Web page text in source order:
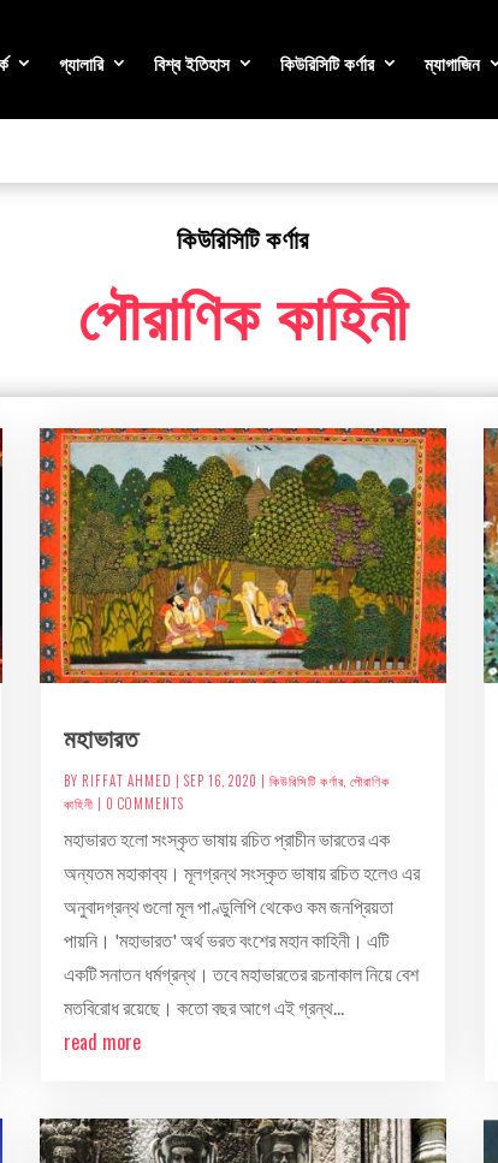
গ্যালারি বিশ্ব ইতিহাস কিউরিসিটি কর্ণার ম্যাগাজিন
কিউরিসিটি কর্ণার
পৌরাণিক কাহিনী
মহাভারত
BY RIFFAT AHMED | SEP 16, 2020 | কিউরিসিটি কর্ণার, পৌরাণিক
কাহিনী | 0 COMMENTS
মহাভারত হলো সংস্কৃত ভাষায় রচিত প্রাচীন ভারতের এক
অন্যতম মহাকাব্য। মূলগ্রন্থ সংস্কৃত ভাষায় রচিত হলেও এর
অনুবাদগ্রন্থ গুলো মূল পাণ্ডুলিপি থেকেও কম জনপ্রিয়তা
পায়নি। 'মহাভারত' অর্থ ভরত বংশের মহান কাহিনী। এটি
একটি সনাতন ধর্মগ্রন্থ। তবে মহাভারতের রচনাকাল নিয়ে বেশ
মতবিরোধ রয়েছে। কতো বছর আগে এই গ্রন্থ...
read more